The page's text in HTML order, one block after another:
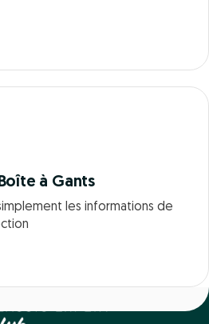
à Gants
les informations de